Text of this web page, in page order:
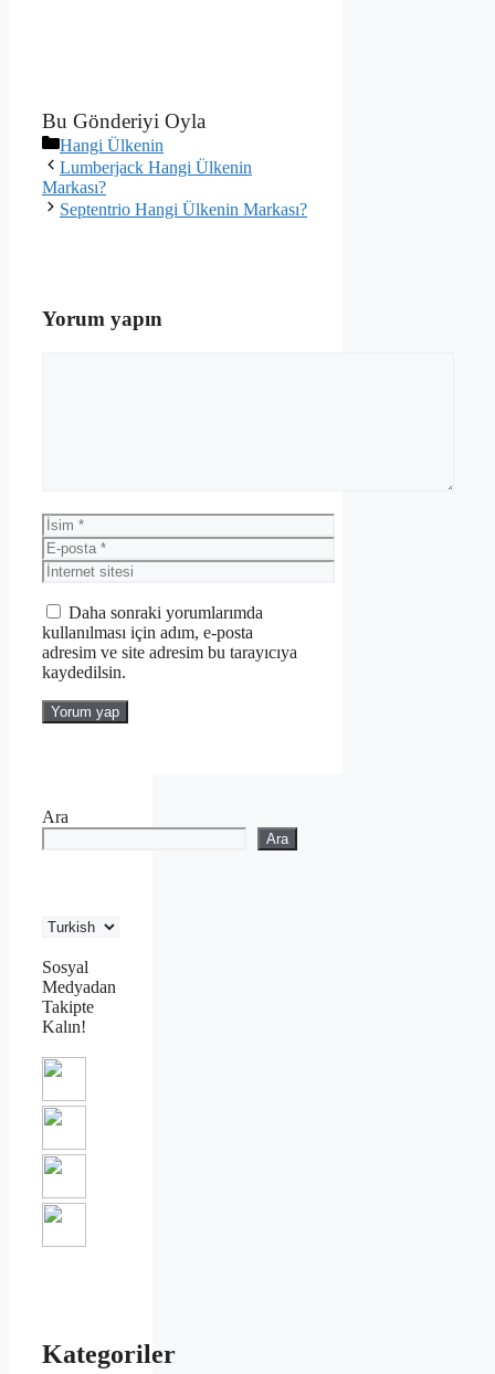
Bu Gönderiyi Oyla
Kategoriler
Hangi Ülkenin
Lumberjack Hangi Ülkenin
Markası?
Septentrio Hangi Ülkenin Markası?
Yorum yapın
İsim
E-
posta
İnternet
sitesi
Daha sonraki yorumlarımda
kullanılması için adım, e-posta
adresim ve site adresim bu tarayıcıya
kaydedilsin.
Ara
Ara
Sosyal
Medyadan
Takipte
Kalın!
Kategoriler